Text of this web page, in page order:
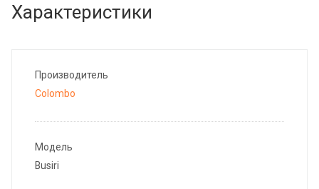
Характеристики
Производитель
Colombo
Модель
Busiri